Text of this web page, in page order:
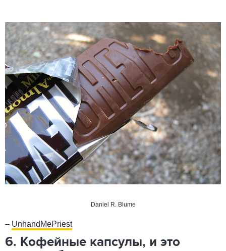
Daniel R. Blume
– UnhandMePriest
6. Кофейные капсулы, и это